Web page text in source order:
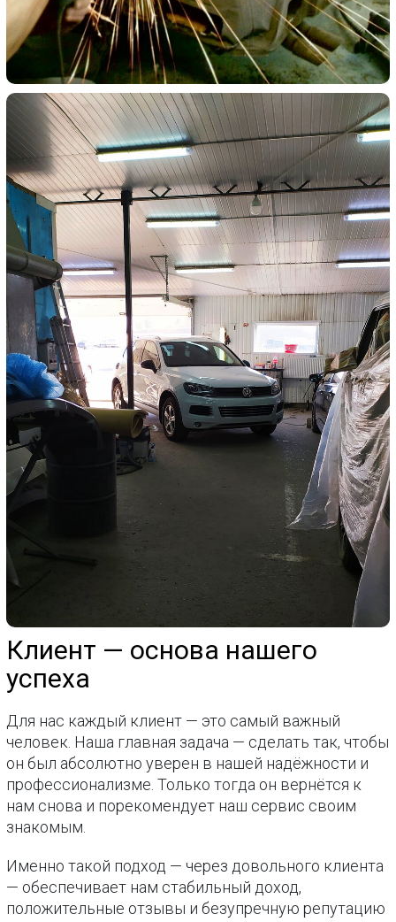
Клиент — основа нашего
успеха
Для нас каждый клиент — это самый важный
человек. Наша главная задача — сделать так, чтобы
он был абсолютно уверен в нашей надёжности и
профессионализме. Только тогда он вернётся к
нам снова и порекомендует наш сервис своим
знакомым.
Именно такой подход — через довольного клиента
— обеспечивает нам стабильный доход,
положительные отзывы и безупречную репутацию